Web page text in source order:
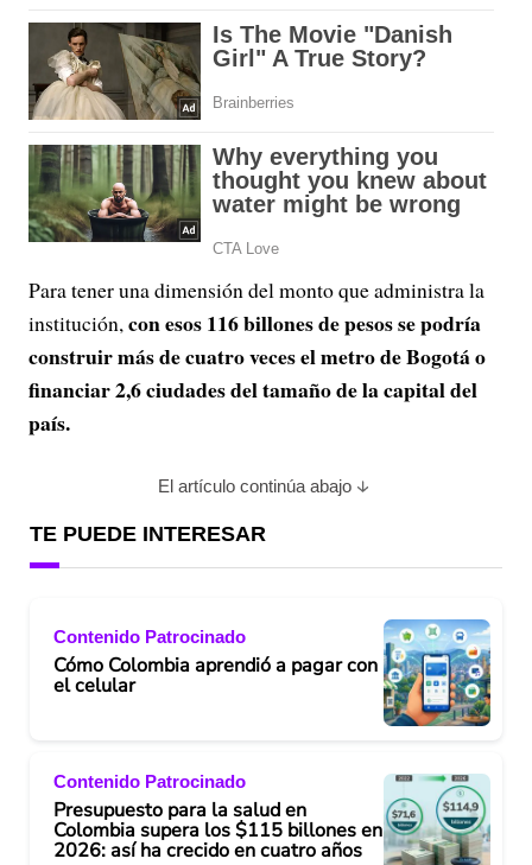
Para tener una dimensión del monto que administra la
institución,con esos 116 billones de pesos se podría
construir más de cuatro veces el metro de Bogotá o
financiar 2,6 ciudades del tamaño de la capital del
país.
El artículo continúa abajo
TE PUEDE INTERESAR
Contenido Patrocinado
Cómo Colombia aprendió a pagar con
el celular
Contenido Patrocinado
Presupuesto para la salud en
Colombia supera los $115 billones en
2026: así ha crecido en cuatro años